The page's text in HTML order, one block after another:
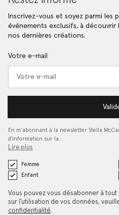
Inscrivez-vous et soyez parmi les
événements exclusifs, à
nos dernières créations.
Votre e-mail
En m’abonnant à la newsletter Stella
d'information sur la…
Lire plus
Femme
Enfant
Vous pouvez vous désabonner à
sur l'utilisation de vos données,
confidentialité.